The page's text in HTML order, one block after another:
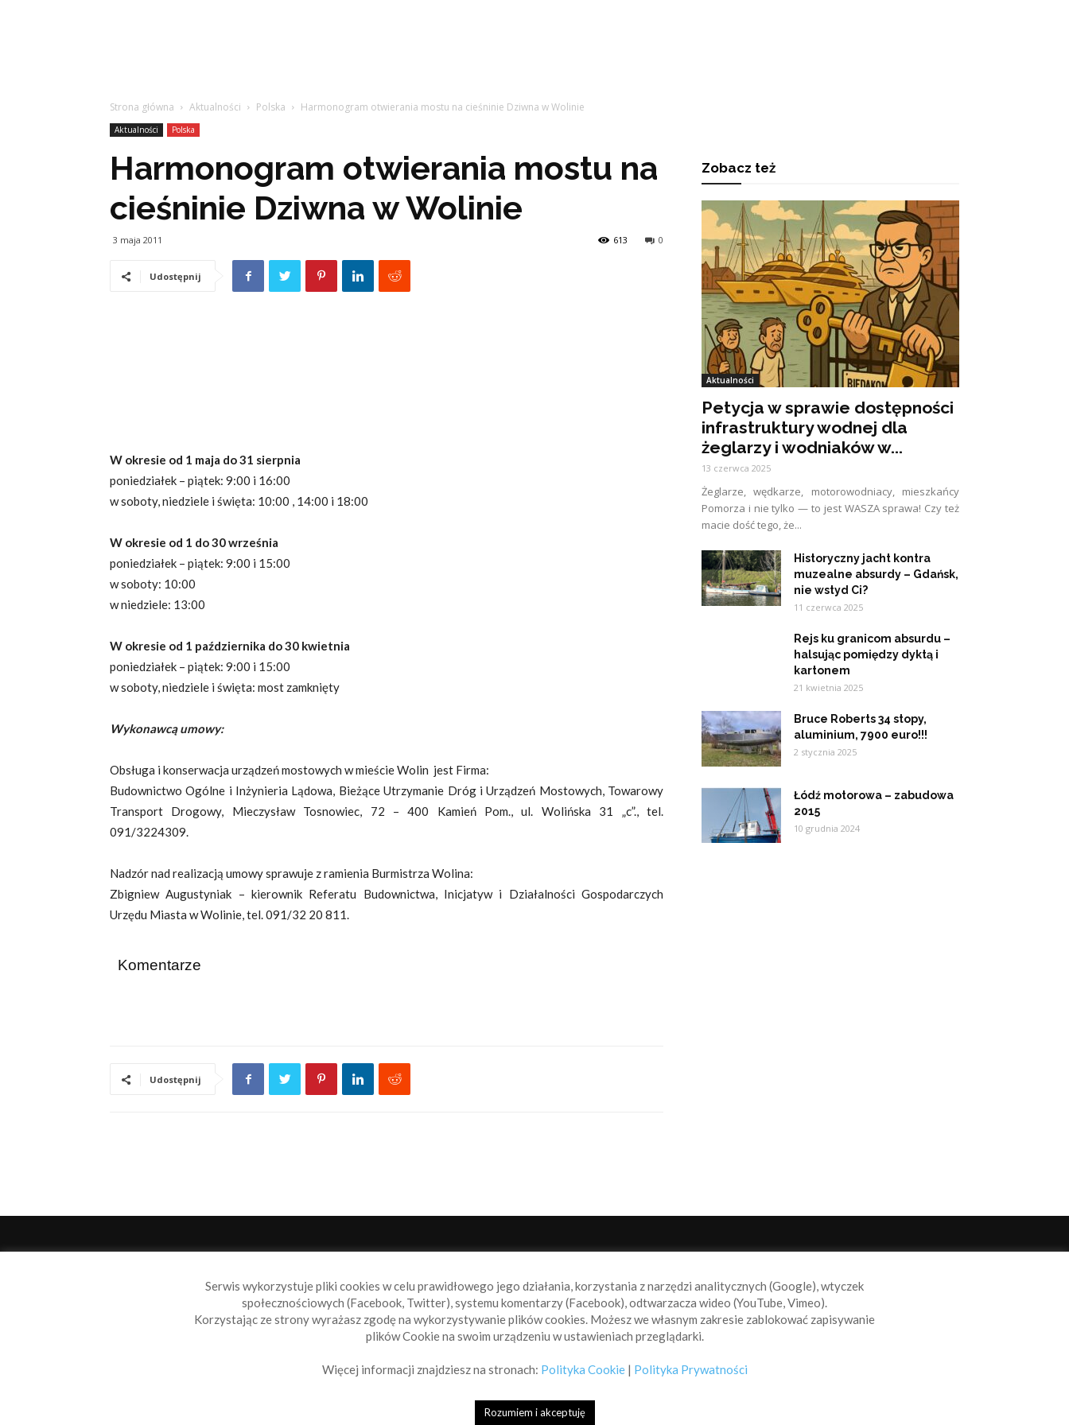
Strona główna Aktualności Polska Harmonogram otwierania mostu na cieśninie Dziwna w Wolinie
Aktualności Polska
Harmonogram otwierania mostu na
cieśninie Dziwna w Wolinie
3 maja 2011 0
613
Udostępnij
W okresie od 1 maja do 31 sierpnia
poniedziałek – piątek: 9:00 i 16:00
w soboty, niedziele i święta: 10:00 , 14:00 i 18:00
W okresie od 1 do 30 września
poniedziałek – piątek: 9:00 i 15:00
w soboty: 10:00
w niedziele: 13:00
W okresie od 1 października do 30 kwietnia
poniedziałek – piątek: 9:00 i 15:00
w soboty, niedziele i święta: most zamknięty
Wykonawcą umowy:
Obsługa i konserwacja urządzeń mostowych w mieście Wolin jest Firma:
Budownictwo Ogólne i Inżynieria Lądowa, Bieżące Utrzymanie Dróg i Urządzeń Mostowych, Towarowy
Transport Drogowy, Mieczysław Tosnowiec, 72 – 400 Kamień Pom., ul. Wolińska 31 „c”., tel.
091/3224309.
Nadzór nad realizacją umowy sprawuje z ramienia Burmistrza Wolina:
Zbigniew Augustyniak – kierownik Referatu Budownictwa, Inicjatyw i Działalności Gospodarczych
Urzędu Miasta w Wolinie, tel. 091/32 20 811.
Komentarze
Udostępnij
Zobacz też
Aktualności
Petycja w sprawie dostępności
infrastruktury wodnej dla
żeglarzy i wodniaków w...
13 czerwca 2025
Żeglarze, wędkarze, motorowodniacy, mieszkańcy
Pomorza i nie tylko — to jest WASZA sprawa! Czy też
macie dość tego, że...
Historyczny jacht kontra
muzealne absurdy – Gdańsk,
nie wstyd Ci?
11 czerwca 2025
Rejs ku granicom absurdu –
halsując pomiędzy dyktą i
kartonem
21 kwietnia 2025
Bruce Roberts 34 stopy,
aluminium, 7900 euro!!!
2 stycznia 2025
Łódź motorowa – zabudowa
2015
10 grudnia 2024
Sailbook.pl to miejsce dla wszystkich, którzy szukają aktualnych
wiadomości ze świata żeglarstwa, świata motorowodniactwa i
nie tylko.
Skontaktuj się z nami:info@sailbook.pl
Serwis wykorzystuje pliki cookies w celu prawidłowego jego działania, korzystania z narzędzi analitycznych (Google), wtyczek
społecznościowych (Facebook, Twitter), systemu komentarzy (Facebook), odtwarzacza wideo (YouTube, Vimeo).
Korzystając ze strony wyrażasz zgodę na wykorzystywanie plików cookies. Możesz we własnym zakresie zablokować zapisywanie
plików Cookie na swoim urządzeniu w ustawieniach przeglądarki.
Więcej informacji znajdziesz na stronach: Polityka Cookie| Polityka Prywatności
Rozumiem i akceptuję